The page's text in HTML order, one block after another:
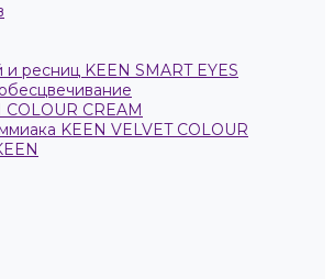
ресниц KEEN SMART EYES
CREAM
KEEN VELVET COLOUR